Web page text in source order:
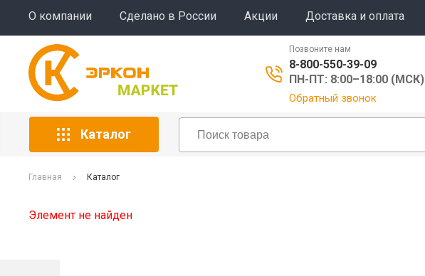
О компании Сделано в России Акции Доставка и оплата
Позвоните нам
8-800-550-39-09
ПН-ПТ: 8:00–18:00 (МСК)
Обратный звонок
Каталог
Главная Каталог
Элемент не найден